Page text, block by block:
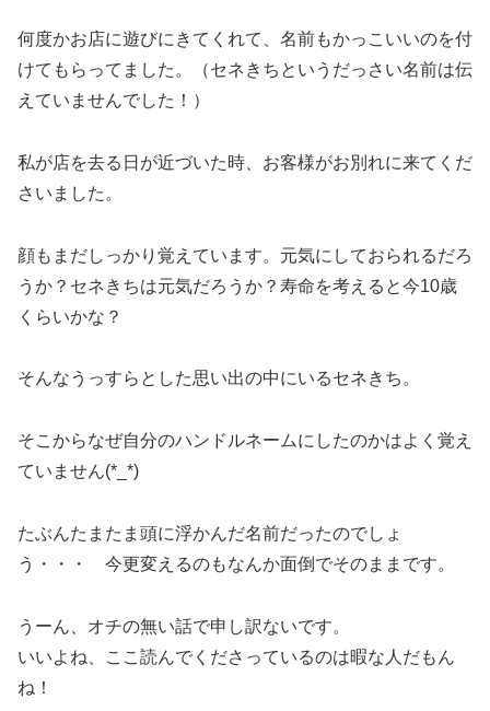
何度かお店に遊びにきてくれて、名前もかっこいいのを付
けてもらってました。（セネきちというだっさい名前は伝
えていませんでした！）
私が店を去る日が近づいた時、お客様がお別れに来てくだ
さいました。
顔もまだしっかり覚えています。元気にしておられるだろ
うか？セネきちは元気だろうか？寿命を考えると今10歳
くらいかな？
そんなうっすらとした思い出の中にいるセネきち。
そこからなぜ自分のハンドルネームにしたのかはよく覚え
ていません(*_*)
たぶんたまたま頭に浮かんだ名前だったのでしょ
う・・・ 今更変えるのもなんか面倒でそのままです。
うーん、オチの無い話で申し訳ないです。
いいよね、ここ読んでくださっているのは暇な人だもん
ね！